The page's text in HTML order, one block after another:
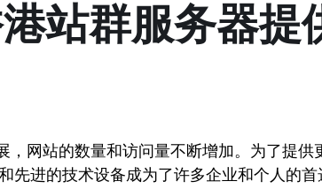
站群服务器提
，网站的数量和访问量不断增加。为了提
先进的技术设备成为了许多企业和个人的首